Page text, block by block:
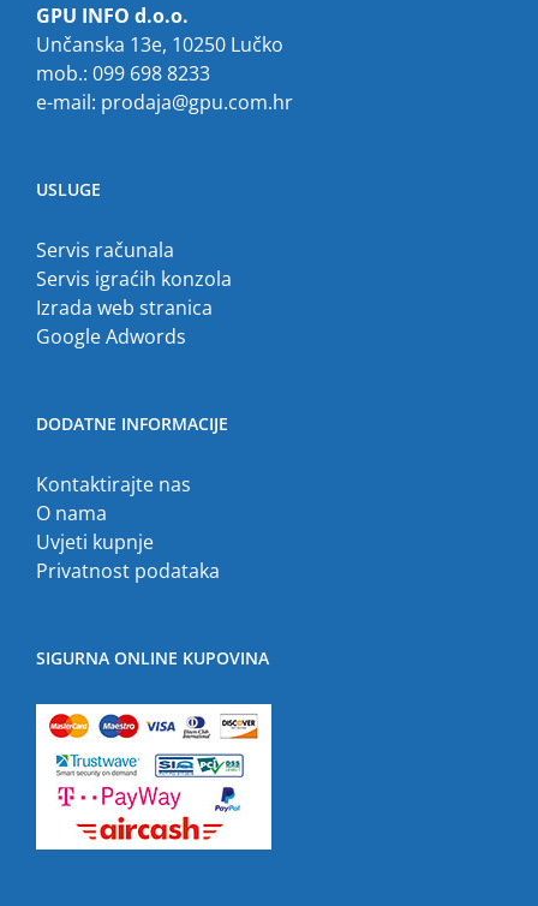
GPU INFO d.o.o.
Unčanska 13e, 10250 Lučko
mob.: 099 698 8233
e-mail: prodaja@gpu.com.hr
USLUGE
Servis računala
Servis igraćih konzola
Izrada web stranica
Google Adwords
DODATNE INFORMACIJE
Kontaktirajte nas
O nama
Uvjeti kupnje
Privatnost podataka
SIGURNA ONLINE KUPOVINA